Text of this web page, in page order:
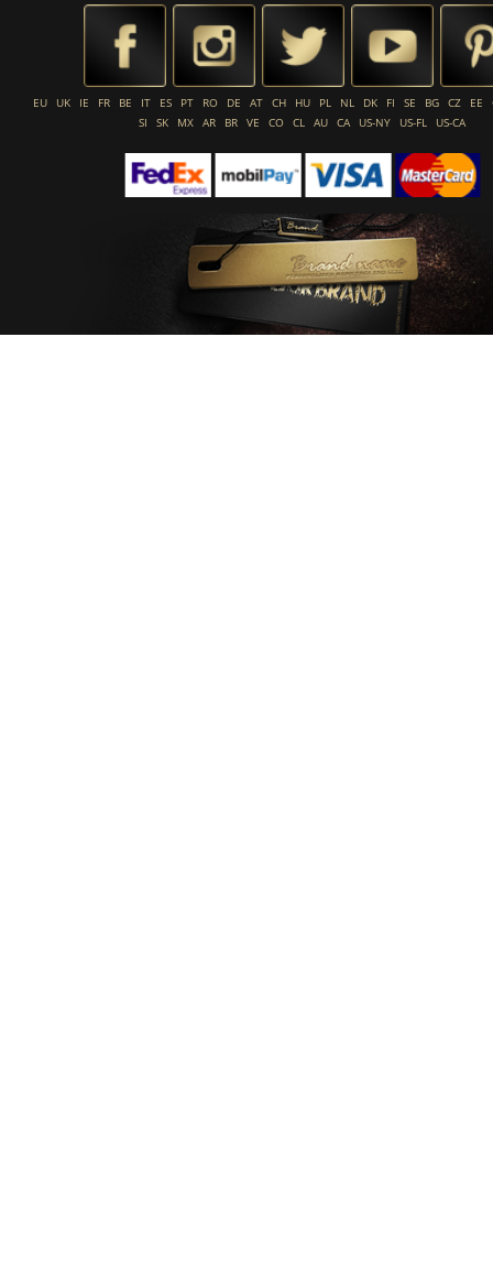
EU UK IE FR BE IT ES PT RO DE AT CH HU PL NL DK FI SE BG CZ EE
SI
SK MX AR BR VE CO CL AU CA US-NY US-FL US-CA